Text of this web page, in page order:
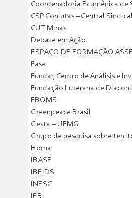
Coordenadoria Ecumênica de
CSP Conlutas – Central
CUT Minas
Debate em Ação
ESPAÇO DE FORMAÇÃO
Fase
Fundar, Centro de Análisis e
Fundação Luterana de
FBOMS
Greenpeace Brasil
Gesta – UFMG
Grupo de pesquisa sobre
Homa
IBASE
IBEIDS
INESC